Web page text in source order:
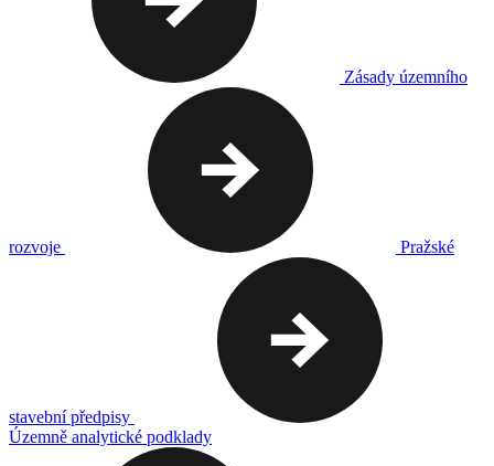
Zásady územního
rozvoje Pražské
stavební předpisy
Územně analytické podklady